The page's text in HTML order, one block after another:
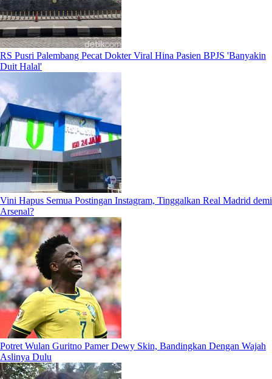
RS Pusri Palembang Pecat Dokter Viral Hina Pasien BPJS 'Banyakin
Duit Halal'
Vini Hapus Semua Postingan Instagram, Tinggalkan Real Madrid demi
Arsenal?
Potret Wulan Guritno Pamer Dewy Skin, Bandingkan Dengan Wajah
Aslinya Dulu